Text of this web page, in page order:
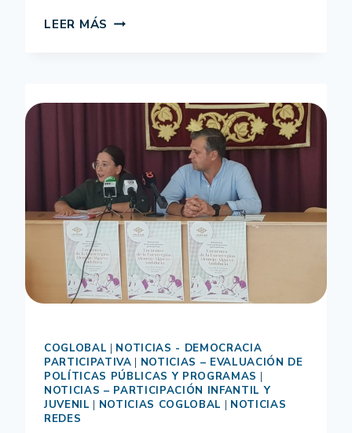
LEER MÁS MUNICIPIOS
ANDALUCÍA
CONSTATAN
LAS
REDES
DE
CONOCIMIENTO
PERMITEN
MEJORAR
LA
DEMOCRACIA
PARTICIPATIVA
COGLOBAL
NOTICIAS - DEMOCRACIA
PARTICIPATIVA
NOTICIAS – EVALUACIÓN DE
POLÍTICAS PÚBLICAS Y PROGRAMAS
NOTICIAS – PARTICIPACIÓN INFANTIL Y
JUVENIL
NOTICIAS COGLOBAL
NOTICIAS
REDES